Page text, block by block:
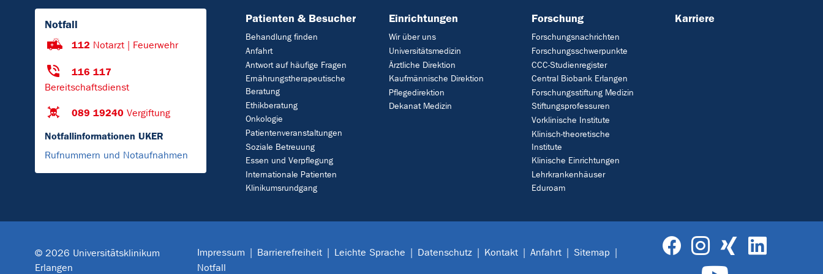
Notfall
112 Notarzt | Feuerwehr
116 117
Bereitschaftsdienst
089 19240 Vergiftung
Notfallinformationen UKER
Rufnummern und Notaufnahmen
Patienten & Besucher
Behandlung finden
Anfahrt
Antwort auf häufige Fragen
Ernährungstherapeutische
Beratung
Ethikberatung
Onkologie
Patientenveranstaltungen
Soziale Betreuung
Essen und Verpflegung
Internationale Patienten
Klinikumsrundgang
Einrichtungen
Wir über uns
Universitätsmedizin
Ärztliche Direktion
Kaufmännische Direktion
Pflegedirektion
Dekanat Medizin
Forschung
Forschungsnachrichten
Forschungsschwerpunkte
CCC-Studienregister
Central Biobank Erlangen
Forschungsstiftung Medizin
Stiftungsprofessuren
Vorklinische Institute
Klinisch-theoretische
Institute
Klinische Einrichtungen
Lehrkrankenhäuser
Eduroam
Karriere
© 2026 Universitätsklinikum
Erlangen
Impressum Barrierefreiheit Leichte Sprache Datenschutz Kontakt Anfahrt
Sitemap
Notfall